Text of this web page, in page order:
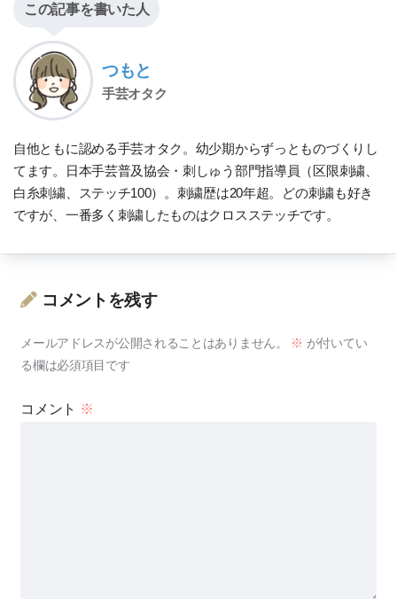
この記事を書いた人
つもと
手芸オタク
自他ともに認める手芸オタク。幼少期からずっとものづくりし
てます。日本手芸普及協会・刺しゅう部門指導員（区限刺繍、
白糸刺繍、ステッチ100）。刺繍歴は20年超。どの刺繍も好き
ですが、一番多く刺繍したものはクロスステッチです。
コメントを残す
メールアドレスが公開されることはありません。 ※ が付いてい
る欄は必須項目です
コメント ※